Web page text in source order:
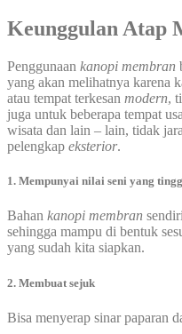
Keunggulan Atap
Penggunaan kanopi membran
yang akan melihatnya karena
atau tempat terkesan modern,
juga untuk beberapa tempat
wisata dan lain – lain, tidak
pelengkap eksterior.
1. Mempunyai nilai seni yang
Bahan kanopi membran
sehingga mampu di bentuk
yang sudah kita siapkan.
2. Membuat sejuk
Bisa menyerap sinar paparan